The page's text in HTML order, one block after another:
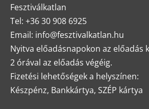
Fesztiválkatlan
Tel: +36 30 908 6925
Email: info@fesztivalkatlan.hu
Nyitva előadásnapokon az előadás
2 órával az előadás végéig.
Fizetési lehetőségek a helyszínen:
Készpénz, Bankkártya, SZÉP kártya